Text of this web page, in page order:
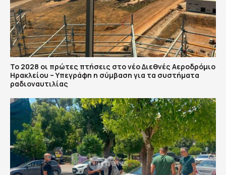
Το 2028 οι πρώτες πτήσεις στο νέο Διεθνές Αεροδρόμιο
Ηρακλείου – Υπεγράφη η σύμβαση για τα συστήματα
ραδιοναυτιλίας